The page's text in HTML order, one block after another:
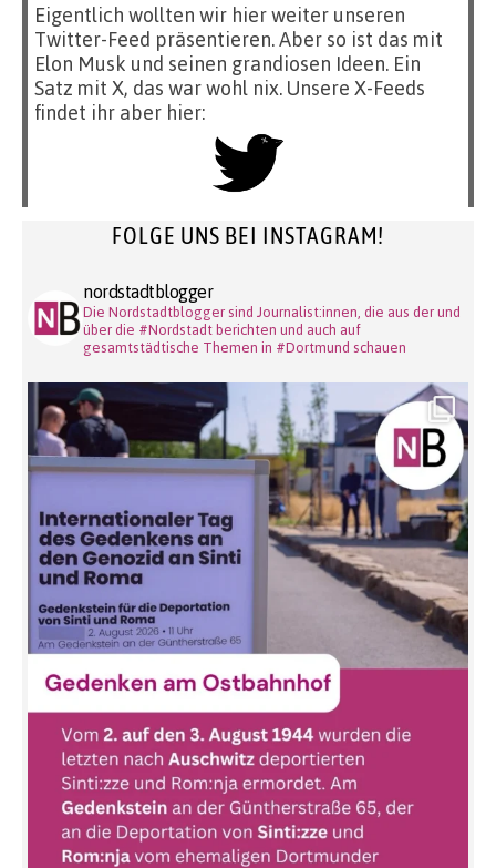
Eigentlich wollten wir hier weiter unseren
Twitter-Feed präsentieren. Aber so ist das mit
Elon Musk und seinen grandiosen Ideen. Ein
Satz mit X, das war wohl nix. Unsere X-Feeds
findet ihr aber hier:
FOLGE UNS BEI INSTAGRAM!
nordstadtblogger
Die Nordstadtblogger sind Journalist:innen, die aus der und
über die #Nordstadt berichten und auch auf
gesamtstädtische Themen in #Dortmund schauen